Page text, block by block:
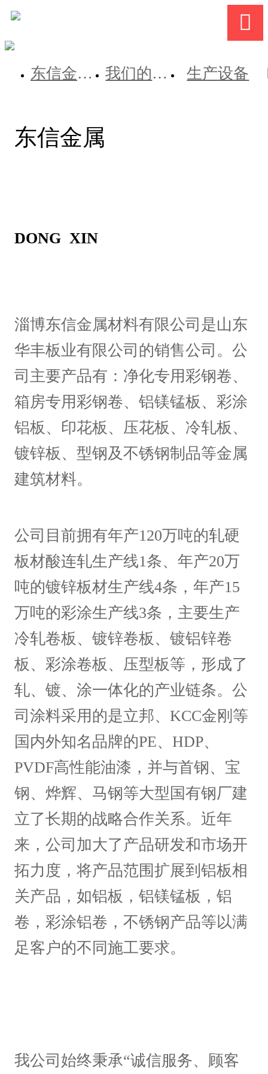

东信金属简介 我们的优势 生产设备
东信金属
DONG XIN
淄博东信金属材料有限公司是山东
华丰板业有限公司的销售公司。公
司主要产品有：净化专用彩钢卷、
箱房专用彩钢卷、铝镁锰板、彩涂
铝板、印花板、压花板、冷轧板、
镀锌板、型钢及不锈钢制品等金属
建筑材料。
公司目前拥有年产120万吨的轧硬
板材酸连轧生产线1条、年产20万
吨的镀锌板材生产线4条，年产15
万吨的彩涂生产线3条，主要生产
冷轧卷板、镀锌卷板、镀铝锌卷
板、彩涂卷板、压型板等，形成了
轧、镀、涂一体化的产业链条。公
司涂料采用的是立邦、KCC金刚等
国内外知名品牌的PE、HDP、
PVDF高性能油漆，并与首钢、宝
钢、烨辉、马钢等大型国有钢厂建
立了长期的战略合作关系。近年
来，公司加大了产品研发和市场开
拓力度，将产品范围扩展到铝板相
关产品，如铝板，铝镁锰板，铝
卷，彩涂铝卷，不锈钢产品等以满
足客户的不同施工要求。
我公司始终秉承“诚信服务、顾客